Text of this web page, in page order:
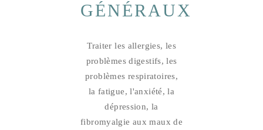
GÉNÉRAUX
Traiter les allergies, les
problèmes digestifs, les
problèmes respiratoires,
la fatigue, l'anxiété, la
dépression, la
fibromyalgie aux maux de